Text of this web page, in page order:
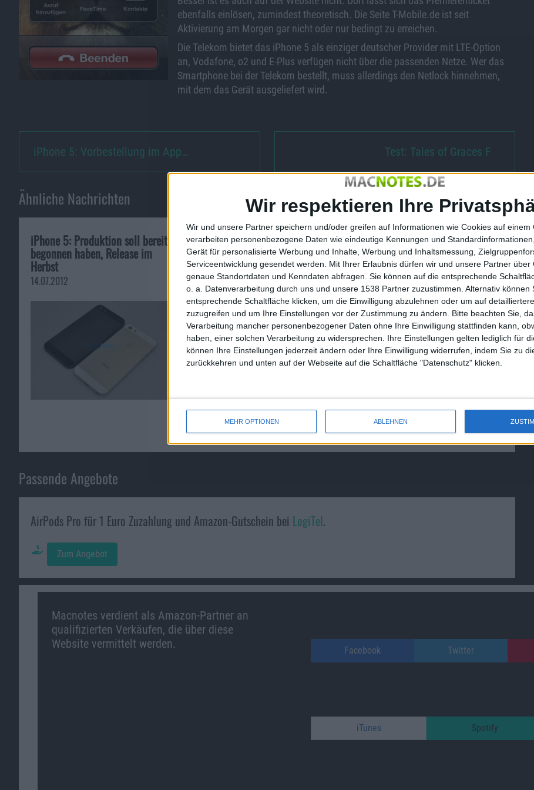
Wir respektieren Ihre
Wir und unsere Partner speichern und/oder greifen auf Informationen wie Cookies auf einem
verarbeiten personenbezogene Daten wie eindeutige Kennungen und
Gerät für personalisierte Werbung und Inhalte, Werbung und Inhaltsmessung,
Serviceentwicklung gesendet werden.
Mit Ihrer Erlaubnis dürfen wir und unsere Partner über
genaue Standortdaten und Kenndaten abfragen. Sie können auf die entsprechende
o. a. Datenverarbeitung durch uns und unsere 1538 Partner zuzustimmen. Alternativ können
entsprechende Schaltfläche klicken, um die Einwilligung abzulehnen oder um auf
zuzugreifen und um Ihre Einstellungen vor der Zustimmung zu ändern.
Bitte beachten Sie,
Verarbeitung mancher personenbezogener Daten ohne Ihre Einwilligung stattfinden kann,
haben, einer solchen Verarbeitung zu widersprechen. Ihre Einstellungen gelten lediglich für
können Ihre Einstellungen jederzeit ändern oder Ihre Einwilligung widerrufen, indem Sie zu
zurückkehren und unten auf der Webseite auf die Schaltfläche "Datenschutz" klicken.
MEHR OPTIONEN ABLEHNEN
ebenfalls einlösen, zumindest theoretisch. Die Seite T-Mobile.de ist seit
Aktivierung am Morgen gar nicht oder nur bedingt zu erreichen.
Die Telekom bietet das iPhone 5 als einziger deutscher Provider mit LTE-Option
an, Vodafone, o2 und E-Plus verfügen nicht über die passenden Netze. Wer das
Smartphone bei der Telekom bestellt, muss allerdings den Netlock hinnehmen,
mit dem das Gerät ausgeliefert wird.
iPhone 5: Vorbestellung im App… Test: Tales of Graces F
Ähnliche Nachrichten
iPhone 5: Produktion soll bereits
begonnen haben, Release im
Herbst
14.07.2012
Online bestelltes iPhone 5
entpuppt sich als Seifenspender
27.12.2012
iPhone 5: Was hat es? Wann
kommt es? Wird es zwei
Blitzlichter haben?
23.06.2011
Passende Angebote
AirPods Pro für 1 Euro Zuzahlung und Amazon-Gutschein bei LogiTel.
Zum Angebot
Macnotes verdient als Amazon-Partner an
qualifizierten Verkäufen, die über diese
Website vermittelt werden.
Facebook Twitter
iTunes Spotify